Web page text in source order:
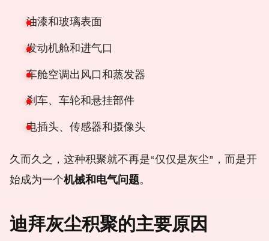
油漆和玻璃表面
发动机舱和进气口
车舱空调出风口和蒸发器
刹车、车轮和悬挂部件
电插头、传感器和摄像头
久而久之，这种积聚就不再是“仅仅是灰尘”，而是开
始成为一个机械和电气问题。
迪拜灰尘积聚的主要原因